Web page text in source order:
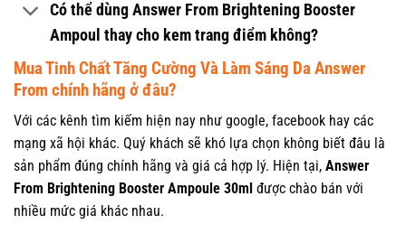
Có thể dùng Answer From Brightening Booster
Ampoul thay cho kem trang điểm không?
Mua Tinh Chất Tăng Cường Và Làm Sáng Da Answer
From chính hãng ở đâu?
Với các kênh tìm kiếm hiện nay như google, facebook hay các
mạng xã hội khác. Quý khách sẽ khó lựa chọn không biết đâu là
sản phẩm đúng chính hãng và giá cả hợp lý. Hiện tại, Answer
From Brightening Booster Ampoule 30ml được chào bán với
nhiều mức giá khác nhau.